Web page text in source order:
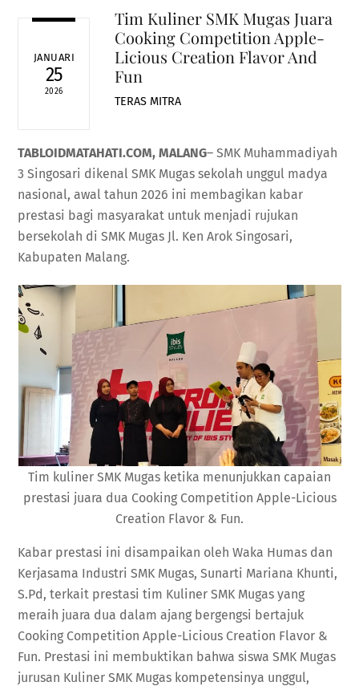
JANUARI
25
2026
Tim Kuliner SMK Mugas Juara
Cooking Competition Apple-
Licious Creation Flavor And
Fun
TERAS MITRA
TABLOIDMATAHATI.COM, MALANG– SMK Muhammadiyah
3 Singosari dikenal SMK Mugas sekolah unggul madya
nasional, awal tahun 2026 ini membagikan kabar
prestasi bagi masyarakat untuk menjadi rujukan
bersekolah di SMK Mugas Jl. Ken Arok Singosari,
Kabupaten Malang.
Tim kuliner SMK Mugas ketika menunjukkan capaian
prestasi juara dua Cooking Competition Apple-Licious
Creation Flavor & Fun.
Kabar prestasi ini disampaikan oleh Waka Humas dan
Kerjasama Industri SMK Mugas, Sunarti Mariana Khunti,
S.Pd, terkait prestasi tim Kuliner SMK Mugas yang
meraih juara dua dalam ajang bergengsi bertajuk
Cooking Competition Apple-Licious Creation Flavor &
Fun. Prestasi ini membuktikan bahwa siswa SMK Mugas
jurusan Kuliner SMK Mugas kompetensinya unggul,